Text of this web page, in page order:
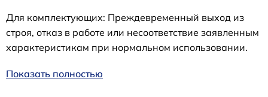
Для комплектующих: Преждевременный выход из
строя, отказ в работе или несоответствие заявленным
характеристикам при нормальном использовании.
Показать полностью